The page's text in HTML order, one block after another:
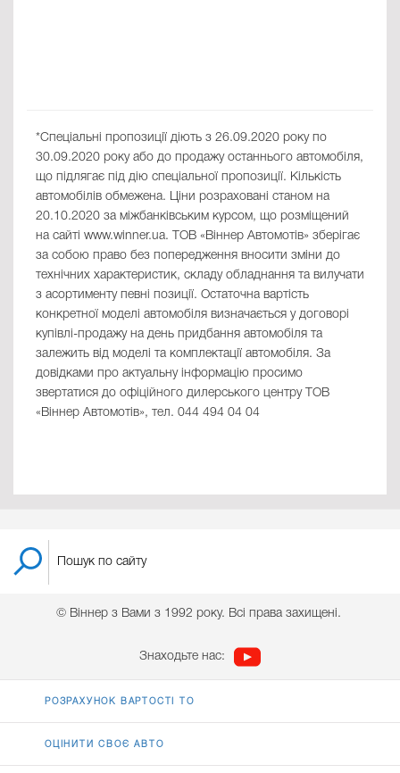
*Спеціальні пропозиції діють з 26.09.2020 року по
30.09.2020 року або до продажу останнього автомобіля,
що підлягає під дію спеціальної пропозиції. Кількість
автомобілів обмежена. Ціни розраховані станом на
20.10.2020 за міжбанківським курсом, що розміщений
на сайті www.winner.ua. ТОВ «Віннер Автомотів» зберігає
за собою право без попередження вносити зміни до
технічних характеристик, складу обладнання та вилучати
з асортименту певні позиції. Остаточна вартість
конкретної моделі автомобіля визначається у договорі
купівлі-продажу на день придбання автомобіля та
залежить від моделі та комплектації автомобіля. За
довідками про актуальну інформацію просимо
звертатися до офіційного дилерського центру ТОВ
«Віннер Автомотів», тел. 044 494 04 04
© Віннер з Вами з 1992 року. Всі права захищені.
Знаходьте нас:
РОЗРАХУНОК ВАРТОСТІ ТО
ОЦІНИТИ СВОЄ АВТО